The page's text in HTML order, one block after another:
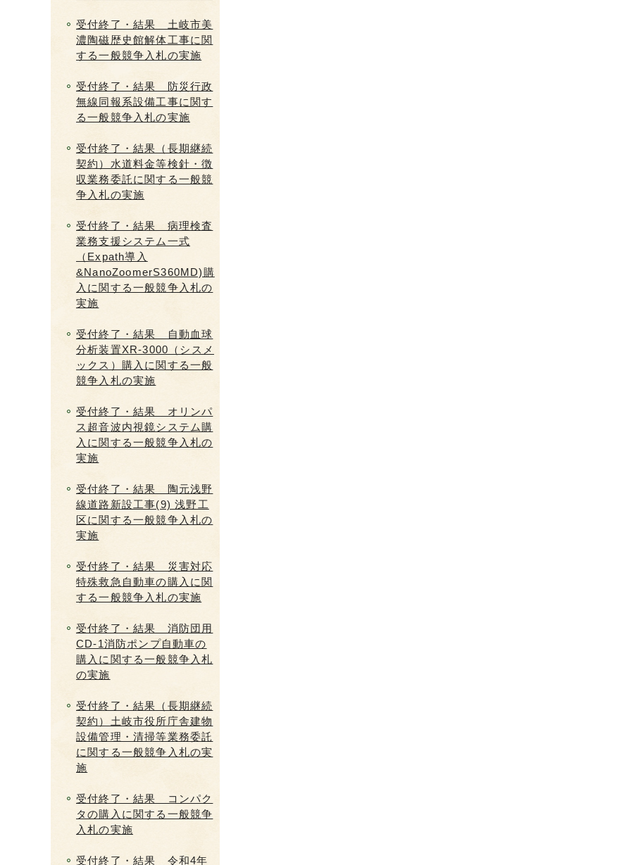
受付終了・結果 土岐市美
濃陶磁歴史館解体工事に関
する一般競争入札の実施
受付終了・結果 防災行政
無線同報系設備工事に関す
る一般競争入札の実施
受付終了・結果（長期継続
契約）水道料金等検針・徴
収業務委託に関する一般競
争入札の実施
受付終了・結果 病理検査
業務支援システム一式
（Expath導入
&NanoZoomerS360MD)購
入に関する一般競争入札の
実施
受付終了・結果 自動血球
分析装置XR-3000（シスメ
ックス）購入に関する一般
競争入札の実施
受付終了・結果 オリンパ
ス超音波内視鏡システム購
入に関する一般競争入札の
実施
受付終了・結果 陶元浅野
線道路新設工事(9) 浅野工
区に関する一般競争入札の
実施
受付終了・結果 災害対応
特殊救急自動車の購入に関
する一般競争入札の実施
受付終了・結果 消防団用
CD-1消防ポンプ自動車の
購入に関する一般競争入札
の実施
受付終了・結果（長期継続
契約）土岐市役所庁舎建物
設備管理・清掃等業務委託
に関する一般競争入札の実
施
受付終了・結果 コンパク
タの購入に関する一般競争
入札の実施
受付終了・結果 令和4年